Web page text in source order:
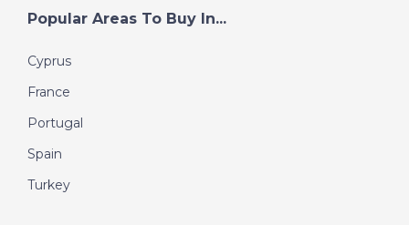
Popular Areas To Buy In...
Cyprus
France
Portugal
Spain
Turkey